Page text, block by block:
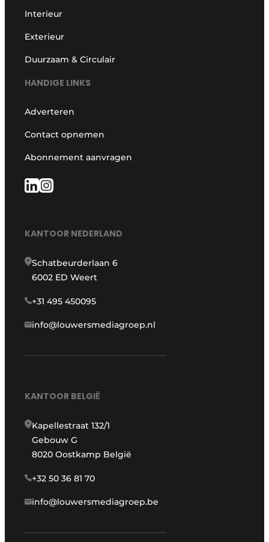
Interieur
Exterieur
Duurzaam & Circulair
HANDIGE LINKS
Adverteren
Contact opnemen
Abonnement aanvragen
KANTOOR NEDERLAND
Schatbeurderlaan 6
6002 ED Weert
+31 495 450095
info@louwersmediagroep.nl
KANTOOR BELGIË
Kapellestraat 132/1
Gebouw G
8020 Oostkamp België
+32 50 36 81 70
info@louwersmediagroep.be